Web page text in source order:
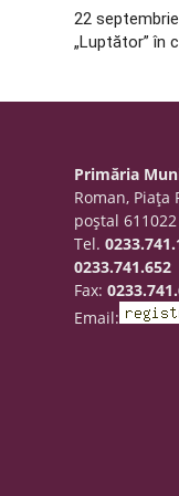
22
„Luptător” în
Primăria
Roman, Piaţa
poştal 611022
Tel.
0233.741.652
Fax:
Email: